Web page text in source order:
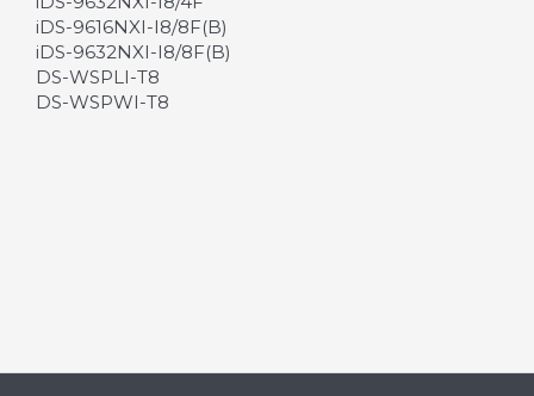
iDS-9616NXI-I8/8F(B)
iDS-9632NXI-I8/8F(B)
DS-WSPLI-T8
DS-WSPWI-T8